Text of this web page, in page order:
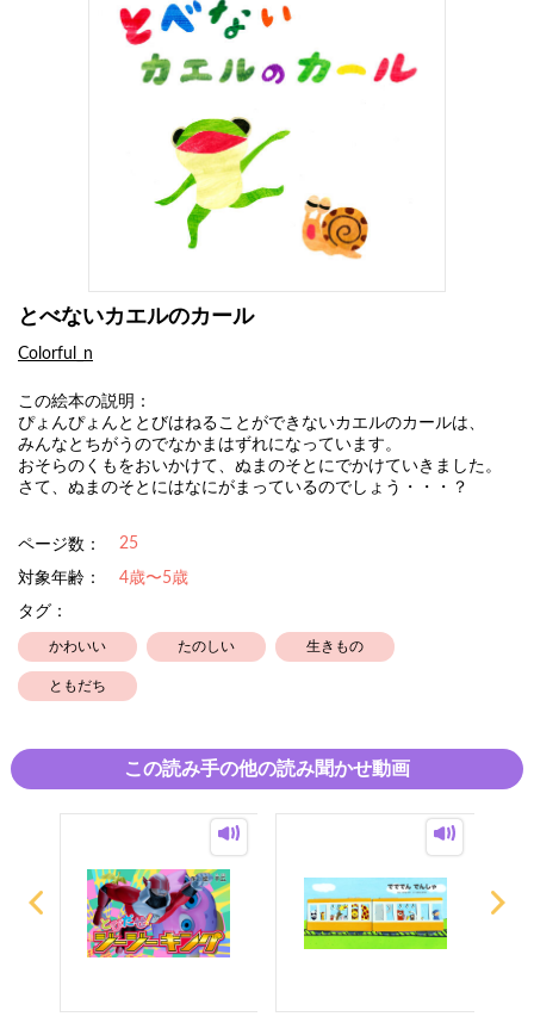
とべないカエルのカール
Colorful_n
この絵本の説明：
ぴょんぴょんととびはねることができないカエルのカールは、
みんなとちがうのでなかまはずれになっています。
おそらのくもをおいかけて、ぬまのそとにでかけていきました。
さて、ぬまのそとにはなにがまっているのでしょう・・・？
ページ数： 25
対象年齢：
4歳〜5歳
タグ：
かわいい たのしい 生きもの
ともだち
この読み手の他の読み聞かせ動画